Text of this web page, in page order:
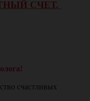
СЧЕТ.
счастливых